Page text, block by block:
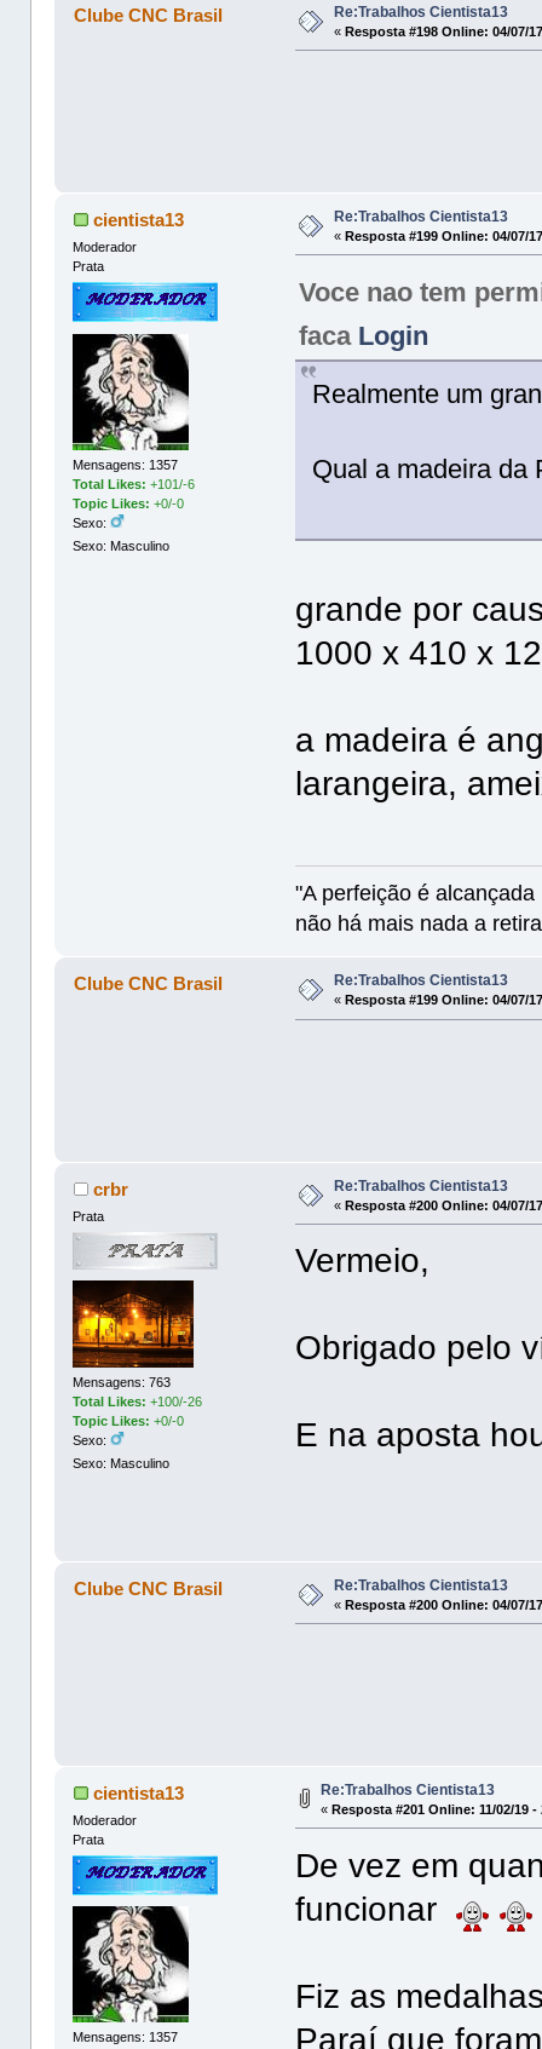
Clube CNC Brasil Re:Trabalhos Cientista13
«Resposta #198 Online: 04/07/
cientista13
Moderador
Prata
Mensagens: 1357
Total Likes:+101/-6
Topic Likes: +0/-0
Sexo:
Sexo: Masculino
Re:Trabalhos Cientista13
«Resposta #199 Online: 04/07/
Voce nao tem
faca Login
Realmente um
Qual a madeira da
grande por
1000 x 410 x
a madeira é
larangeira,
"A perfeição é
não há mais nada a
Clube CNC Brasil Re:Trabalhos Cientista13
« Resposta #199 Online: 04/07/
crbr
Prata
Mensagens: 763
Total Likes:+100/-26
Topic Likes: +0/-0
Sexo:
Sexo: Masculino
Re:Trabalhos Cientista13
«Resposta #200 Online: 04/07/
Vermeio,
Obrigado pelo
E na aposta
Clube CNC Brasil Re:Trabalhos Cientista13
«Resposta #200 Online: 04/07/
cientista13
Moderador
Prata
Mensagens: 1357
Re:Trabalhos Cientista13
«Resposta #201 Online: 11/02/19 -
De vez em
funcionar
Fiz as
Paraí que